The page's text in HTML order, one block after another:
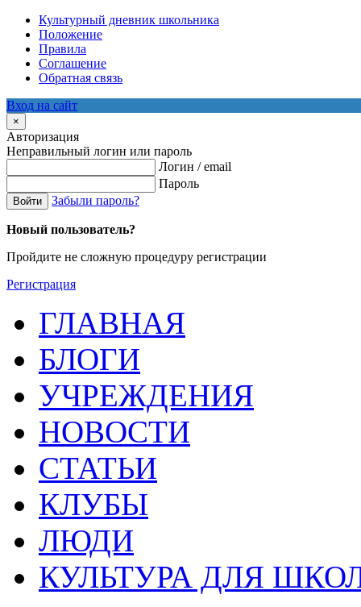
Культурный дневник школьника
Положение
Правила
Соглашение
Обратная связь
Вход на сайт
×
Авторизация
Неправильный логин или пароль
Логин / email
Пароль
Войти Забыли пароль?
Новый пользователь?
Пройдите не сложную процедуру регистрации
Регистрация
ГЛАВНАЯ
БЛОГИ
УЧРЕЖДЕНИЯ
НОВОСТИ
СТАТЬИ
КЛУБЫ
ЛЮДИ
КУЛЬТУРА ДЛЯ